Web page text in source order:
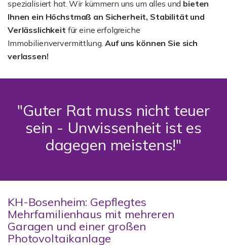
spezialisiert hat. Wir kümmern uns um alles und bieten
Ihnen ein Höchstmaß an Sicherheit, Stabilität und
Verlässlichkeit für eine erfolgreiche
Immobilienververmittlung.Auf uns können Sie sich
verlassen!
"Guter Rat muss nicht teuer
sein - Unwissenheit ist es
dagegen meistens!"
KH-Bosenheim: Gepflegtes
Mehrfamilienhaus mit mehreren
Garagen und einer großen
Photovoltaikanlage